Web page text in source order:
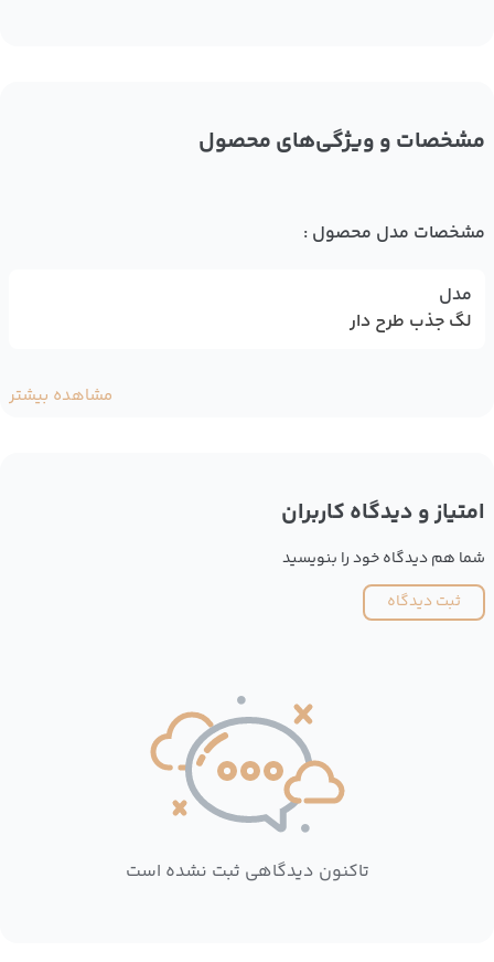
مشخصات و ویژگی‌های محصول
مشخصات مدل محصول :
مدل
لگ جذب طرح دار
مشاهده بیشتر
امتیاز و دیدگاه کاربران
شما هم دیدگاه خود را بنویسید
ثبت دیدگاه
تاکنون دیدگاهی ثبت نشده است